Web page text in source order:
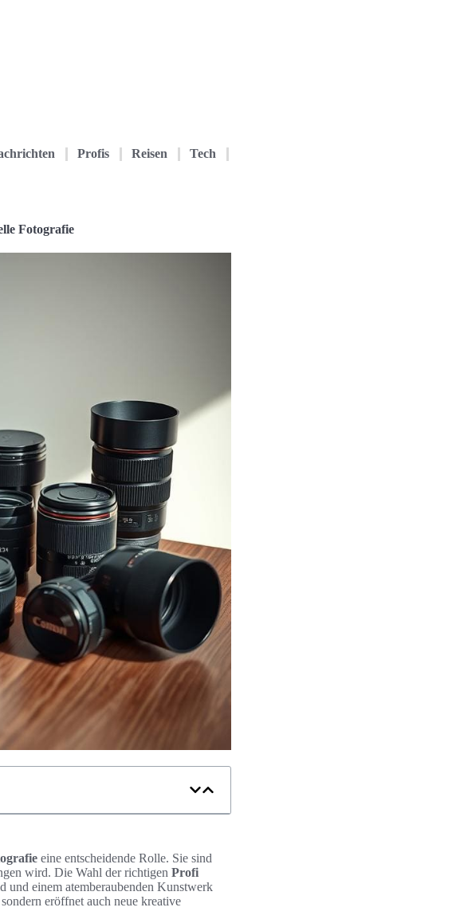
Profis Reisen Tech
Fotografie
eine entscheidende Rolle. Sie sind
wird. Die Wahl der richtigen Profi
und einem atemberaubenden Kunstwerk
eröffnet auch neue kreative